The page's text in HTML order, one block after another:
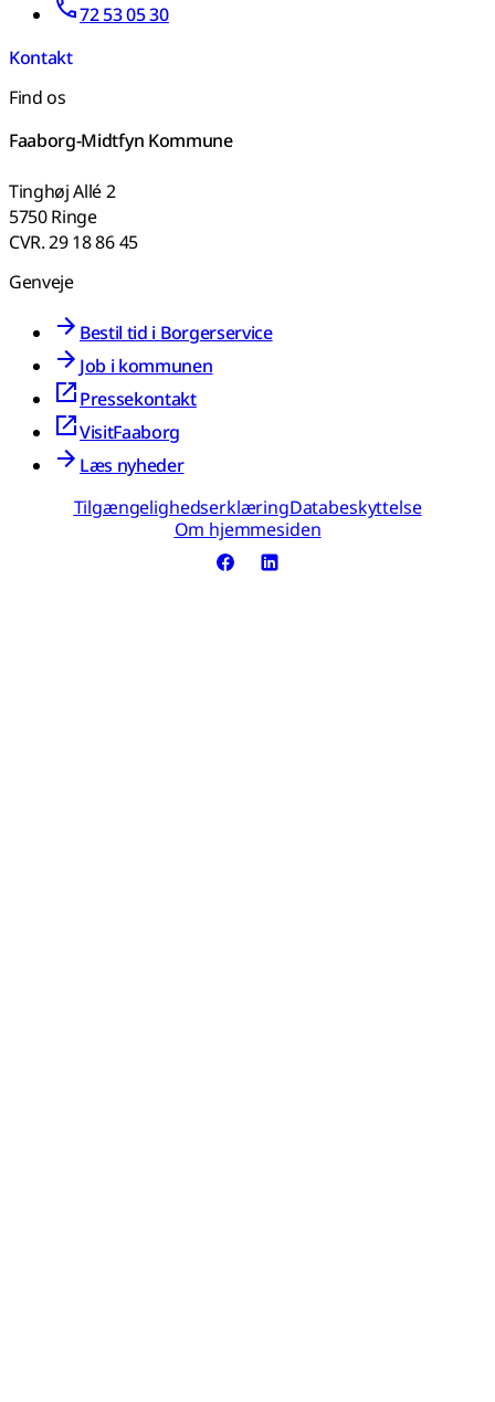
72 53 05 30
Kontakt
Find os
Faaborg-Midtfyn Kommune
Tinghøj Allé 2
5750 Ringe
CVR. 29 18 86 45
Genveje
Bestil tid i Borgerservice
Job i kommunen
Pressekontakt
VisitFaaborg
Læs nyheder
TilgængelighedserklæringDatabeskyttelse
Om hjemmesiden